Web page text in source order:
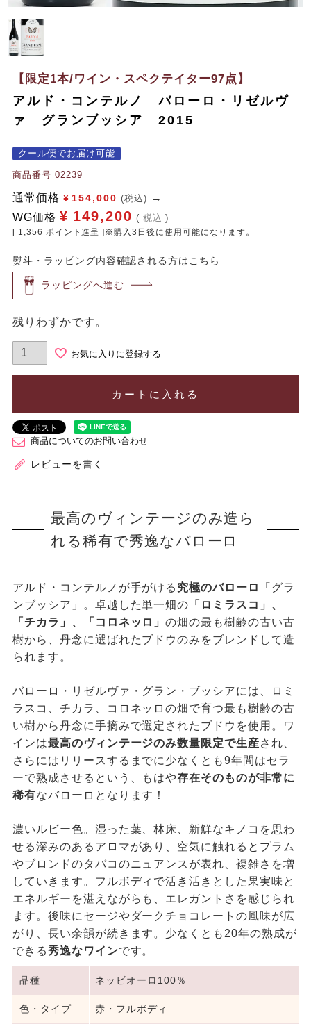
【限定1本/ワイン・スペクテイター97点】
アルド・コンテルノ バローロ・リゼルヴ
ァ グランブッシア 2015
クール便でお届け可能
商品番号 02239
通常価格 ¥ 154,000 (税込)
WG価格 ¥ 149,200 税込
[ 1,356 ポイント進呈 ]※購入3日後に使用可能になります。
熨斗・ラッピング内容確認される方はこちら
ラッピングへ進む
残りわずかです。
お気に入りに登録する
カートに入れる
商品についてのお問い合わせ
レビューを書く
最高のヴィンテージのみ造ら
れる稀有で秀逸なバローロ
アルド・コンテルノが手がける 究極のバローロ
「グラ
ンブッシア」。卓越した単一畑の 「ロミラスコ」、
「チカラ」、「コロネッロ」の畑の最も樹齢の古い古
樹から、丹念に選ばれたブドウのみをブレンドして造
られます。
バローロ・リゼルヴァ・グラン・ブッシアには、ロミ
ラスコ、チカラ、コロネッロの畑で育つ最も樹齢の古
い樹から丹念に手摘みで選定されたブドウを使用。ワ
インは最高のヴィンテージのみ数量限定で生産され、
さらにはリリースするまでに少なくとも9年間はセラ
ーで熟成させるという、もはや存在そのものが非常に
稀有なバローロとなります！
濃いルビー色。湿った葉、林床、新鮮なキノコを思わ
せる深みのあるアロマがあり、空気に触れるとプラム
やブロンドのタバコのニュアンスが表れ、複雑さを増
していきます。フルボディで活き活きとした果実味と
エネルギーを湛えながらも、エレガントさを感じられ
ます。後味にセージやダークチョコレートの風味が広
がり、長い余韻が続きます。少なくとも20年の熟成が
できる秀逸なワインです。
品種 ネッビオーロ100％
色・タイプ 赤・フルボディ